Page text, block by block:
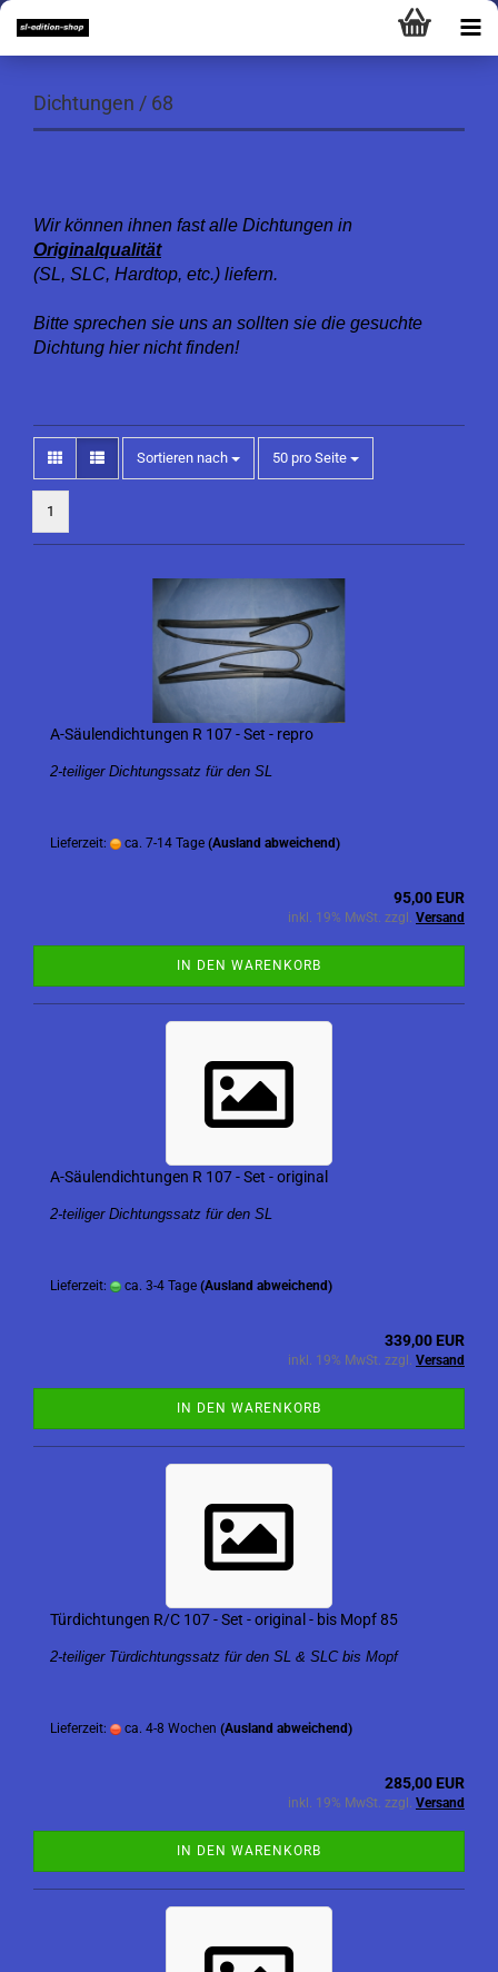
Dichtungen / 68
Wir können ihnen fast alle Dichtungen in
Originalqualität
(SL, SLC, Hardtop, etc.) liefern.
Bitte sprechen sie uns an sollten sie die gesuchte
Dichtung hier nicht finden!
Sortieren nach
Sortieren nach 50 pro Seite
pro Seite
1
A-Säulendichtungen R 107 - Set - repro
2-teiliger Dichtungssatz für den SL
Lieferzeit: ca. 7-14 Tage (Ausland abweichend)
95,00 EUR
inkl. 19% MwSt. zzgl. Versand
IN DEN WARENKORB
A-Säulendichtungen R 107 - Set - original
2-teiliger Dichtungssatz für den SL
Lieferzeit: ca. 3-4 Tage (Ausland abweichend)
339,00 EUR
inkl. 19% MwSt. zzgl. Versand
IN DEN WARENKORB
Türdichtungen R/C 107 - Set - original - bis Mopf 85
2-teiliger Türdichtungssatz für den SL & SLC bis Mopf
Lieferzeit: ca. 4-8 Wochen (Ausland abweichend)
285,00 EUR
inkl. 19% MwSt. zzgl. Versand
IN DEN WARENKORB